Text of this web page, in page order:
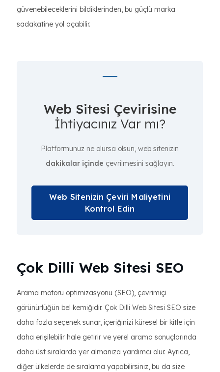
güvenebileceklerini bildiklerinden, bu güçlü marka
sadakatine yol açabilir.
Web Sitesi Çevirisine
İhtiyacınız Var mı?
Platformunuz ne olursa olsun, web sitenizin
dakikalar içinde çevrilmesini sağlayın.
Web Sitenizin Çeviri Maliyetini
Kontrol Edin
Çok Dilli Web Sitesi SEO
Arama motoru optimizasyonu (SEO), çevrimiçi
görünürlüğün bel kemiğidir. Çok Dilli Web Sitesi SEO size
daha fazla seçenek sunar, içeriğinizi küresel bir kitle için
daha erişilebilir hale getirir ve yerel arama sonuçlarında
daha üst sıralarda yer almanıza yardımcı olur. Ayrıca,
diğer ülkelerde de sıralama yapabilirsiniz, bu da size